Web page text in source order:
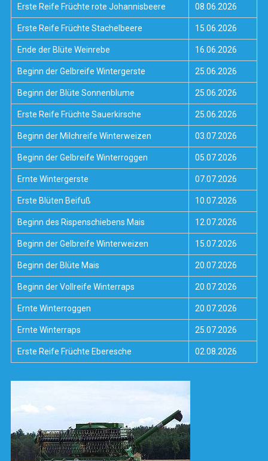
Erste Reife Früchte rote Johannisbeere 08.06.2026
Erste Reife Früchte Stachelbeere 15.06.2026
Ende der Blüte Weinrebe 16.06.2026
Beginn der Gelbreife Wintergerste 25.06.2026
Beginn der Blüte Sonnenblume 25.06.2026
Erste Reife Früchte Sauerkirsche 25.06.2026
Beginn der Milchreife Winterweizen 03.07.2026
Beginn der Gelbreife Winterroggen 05.07.2026
Ernte Wintergerste 07.07.2026
Erste Blüten Beifuß 10.07.2026
Beginn des Rispenschiebens Mais 12.07.2026
Beginn der Gelbreife Winterweizen 15.07.2026
Beginn der Blüte Mais 20.07.2026
Beginn der Vollreife Winterraps 20.07.2026
Ernte Winterroggen 20.07.2026
Ernte Winterraps 25.07.2026
Erste Reife Früchte Eberesche 02.08.2026